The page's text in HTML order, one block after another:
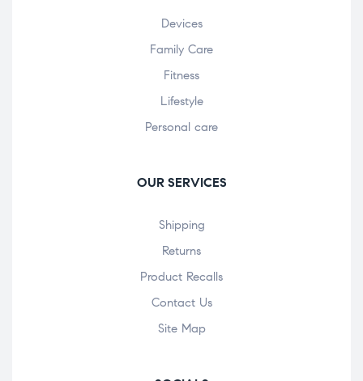
Devices
Family Care
Fitness
Lifestyle
Personal care
OUR SERVICES
Shipping
Returns
Product Recalls
Contact Us
Site Map